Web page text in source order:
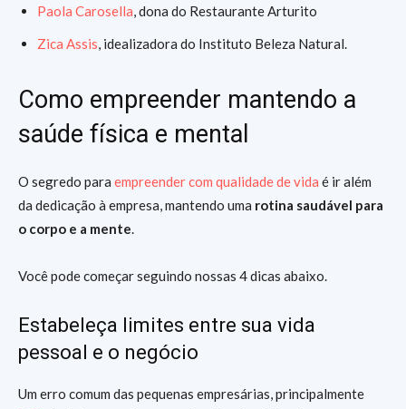
Paola Carosella, dona do Restaurante Arturito
Zica Assis, idealizadora do Instituto Beleza Natural.
Como empreender mantendo a
saúde física e mental
O segredo para empreender com qualidade de vida é ir além
da dedicação à empresa, mantendo uma rotina saudável para
o corpo e a mente.
Você pode começar seguindo nossas 4 dicas abaixo.
Estabeleça limites entre sua vida
pessoal e o negócio
Um erro comum das pequenas empresárias, principalmente